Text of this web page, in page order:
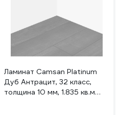
Ламинат Camsan Platinum
Дуб Антрацит, 32 класс,
толщина 10 мм, 1.835 кв.м